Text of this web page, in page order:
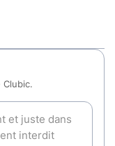
Clubic.